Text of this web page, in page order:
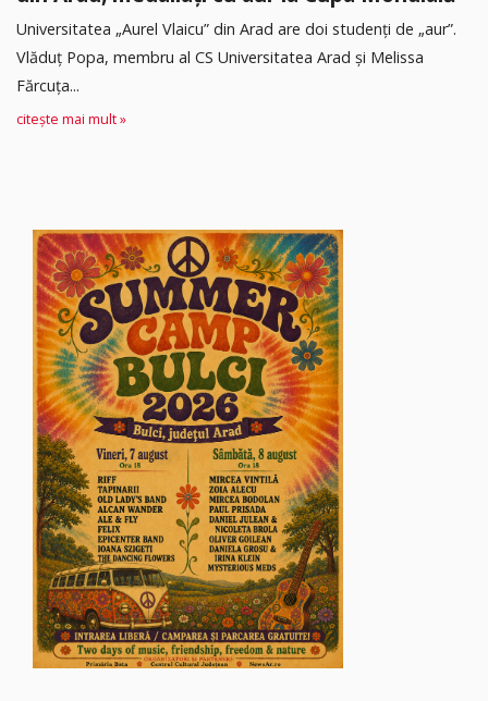
Universitatea „Aurel Vlaicu” din Arad are doi studenți de „aur”.
Vlăduț Popa, membru al CS Universitatea Arad și Melissa
Fărcuța...
citește mai mult »